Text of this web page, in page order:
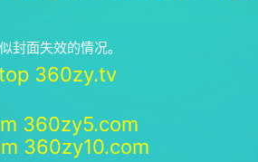
封面失效的情况。
360zy.tv
360zy5.com
360zy10.com